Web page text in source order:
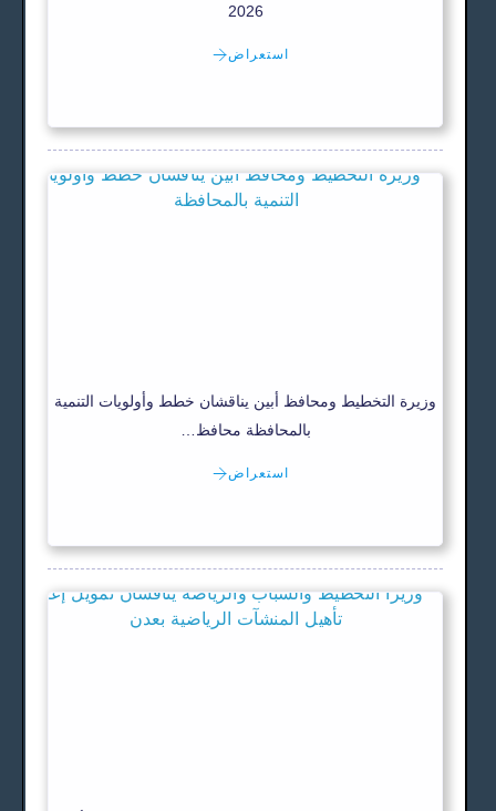
2026
استعراض
وزيرة التخطيط ومحافظ أبين يناقشان خطط وأولويات التنمية
بالمحافظة محافظ…
استعراض